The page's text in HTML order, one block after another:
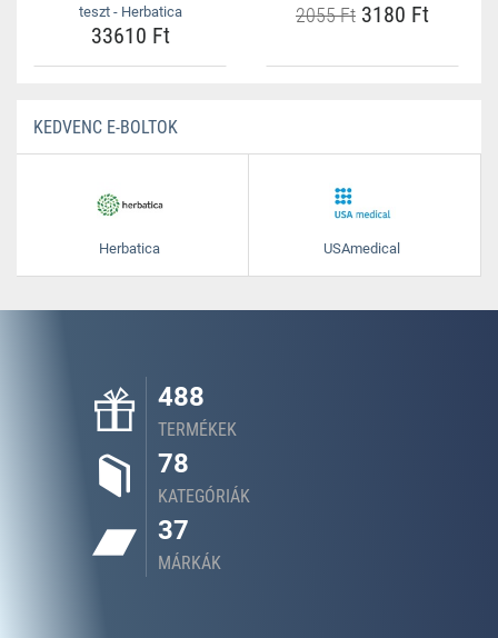
teszt - Herbatica
33610 Ft
2055 Ft 3180 Ft
KEDVENC E-BOLTOK
Herbatica USAmedical
488
TERMÉKEK
78
KATEGÓRIÁK
37
MÁRKÁK